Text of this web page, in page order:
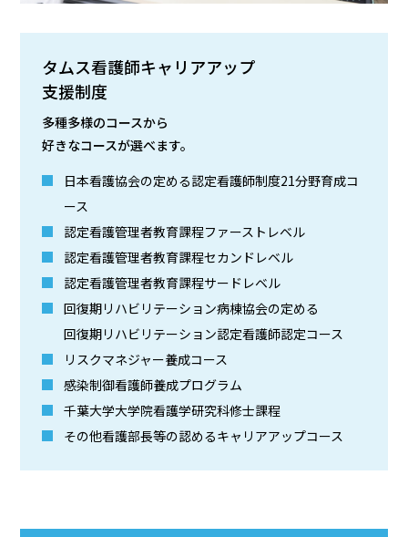
タムス看護師キャリアアップ
支援制度
多種多様のコースから
好きなコースが選べます。
日本看護協会の定める認定看護師制度21分野育成コ
ース
認定看護管理者教育課程ファーストレベル
認定看護管理者教育課程セカンドレベル
認定看護管理者教育課程サードレベル
回復期リハビリテーション病棟協会の定める
回復期リハビリテーション認定看護師認定コース
リスクマネジャー養成コース
感染制御看護師養成プログラム
千葉大学大学院看護学研究科修士課程
その他看護部長等の認めるキャリアアップコース